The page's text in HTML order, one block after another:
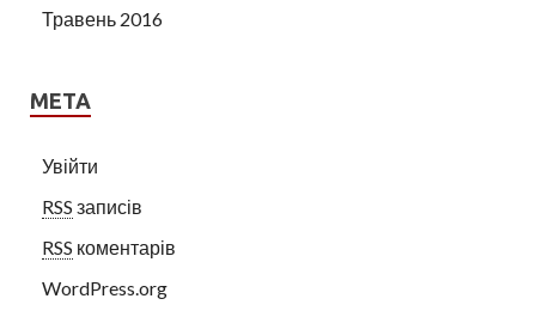
Травень 2016
МЕТА
Увійти
RSS записів
RSS коментарів
WordPress.org